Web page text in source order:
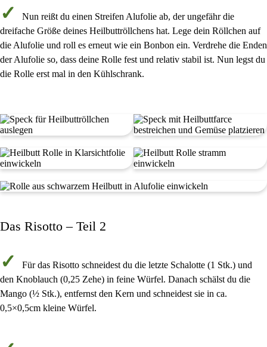
Nun reißt du einen Streifen Alufolie ab, der ungefähr die
dreifache Größe deines Heilbuttröllchens hat. Lege dein Röllchen auf
die Alufolie und roll es erneut wie ein Bonbon ein. Verdrehe die Enden
der Alufolie so, dass deine Rolle fest und relativ stabil ist. Nun legst du
die Rolle erst mal in den Kühlschrank.
Das Risotto – Teil 2
Für das Risotto schneidest du die letzte Schalotte (1 Stk.) und
den Knoblauch (0,25 Zehe) in feine Würfel. Danach schälst du die
Mango (½ Stk.), entfernst den Kern und schneidest sie in ca.
0,5×0,5cm kleine Würfel.